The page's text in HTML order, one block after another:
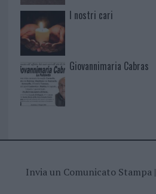
I nostri cari
Giovannimaria Cabras
Invia un Comunicato Stampa|